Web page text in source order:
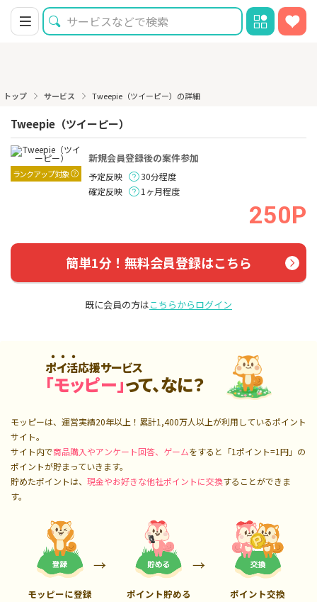
トップ サービス Tweepie（ツイーピー）の詳細
Tweepie（ツイーピー）
ランクアップ対象
新規会員登録後の案件参加
予定反映
30分程度
確定反映
1ヶ月程度
250P
簡単1分！無料会員登録はこちら
既に会員の方はこちらからログイン
ポイ活応援サービス
「モッピー」って、なに？
モッピーは、運営実績20年以上！累計1,400万人以上が利用しているポイント
サイト。
サイト内で商品購入やアンケート回答、ゲームをすると「1ポイント=1円」の
ポイントが貯まっていきます。
貯めたポイントは、 現金やお好きな他社ポイントに交換することができま
す。
モッピーに登録 ポイント貯める ポイント交換